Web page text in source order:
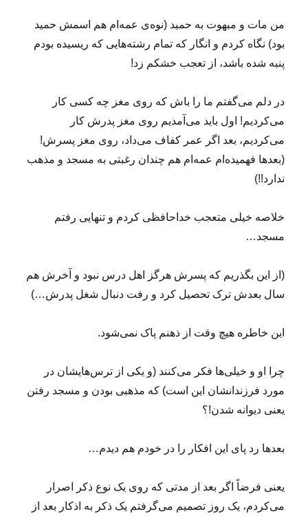
من مات و مبهوت به حمید (نوه‌ی عمه‌ام هم اسمش حمید
بود) نگاه کردم و انگار که تمام رشته‌هایی که ریسیده بودم
پنبه شده باشد، از تعجب خشکم زد!
در دلم می‌گفتم ما را باش که روی مغز چه کسی کار
می‌کردیم! اول باید می‌آمدیم روی مغز پدرش کار
می‌کردیم، بعد اگر عمر کفاف می‌داد، روی مغز پسرش!
(بعدها فهمیده‌ام عمه‌ام هم چندان رغبتی به مسجد و مذهب
ندارد!!)
خلاصه خیلی متعجب خداحافظی کردم و تنهایی رفتم
مسجد…
(از این بگذریم که پسرش هرگز اهل درس نبود و آخرش هم
سال بعدش ترک تحصیل کرد و رفت دنبال شغل پدرش…)
این خاطره هیچ وقت از ذهنم پاک نمی‌شود.
چرا او و خیلی‌ها فکر می‌کنند (و یکی از ترس‌هایشان در
مورد فرزندانشان این است) که مذهبی بودن و مسجد رفتن
یعنی دیوانه شدن!؟
بعدها رد پای این افکار را در خودم هم دیدم…
یعنی فرضاً اگر بعد از مدتی که روی یک نوع ذکر اصرار
می‌کردم، یک روز تصمیم می‌گرفتم یک ذکر به اذکار بعد از